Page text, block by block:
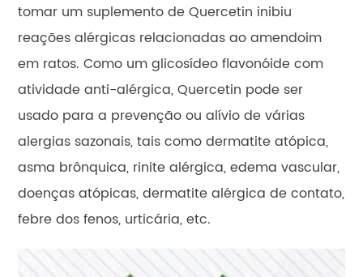
tomar um suplemento de Quercetin inibiu
reações alérgicas relacionadas ao amendoim
em ratos. Como um glicosídeo flavonóide com
atividade anti-alérgica, Quercetin pode ser
usado para a prevenção ou alívio de várias
alergias sazonais, tais como dermatite atópica,
asma brônquica, rinite alérgica, edema vascular,
doenças atópicas, dermatite alérgica de contato,
febre dos fenos, urticária, etc.